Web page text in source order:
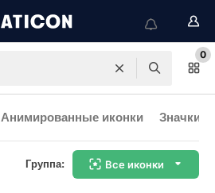
0
Анимированные иконки Значки
Группа: Все иконки